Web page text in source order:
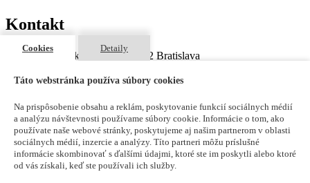
Kontakt
Odborárska 1270/3, 831 02 Bratislava
+421 903 966 980
Krbové vložky HAKA 78/57h -
Hoxter
Cookies Detaily
Táto webstránka používa súbory cookies
Na prispôsobenie obsahu a reklám, poskytovanie funkcií sociálnych médií
a analýzu návštevnosti používame súbory cookie. Informácie o tom, ako
používate naše webové stránky, poskytujeme aj našim partnerom v oblasti
sociálnych médií, inzercie a analýzy. Títo partneri môžu príslušné
informácie skombinovať s ďalšími údajmi, ktoré ste im poskytli alebo ktoré
od vás získali, keď ste používali ich služby.